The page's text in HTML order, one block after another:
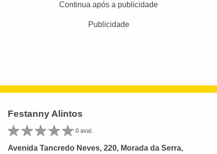
Continua após a publicidade
Publicidade
Festanny Alintos
0 aval.
Avenida Tancredo Neves, 220, Morada da Serra,